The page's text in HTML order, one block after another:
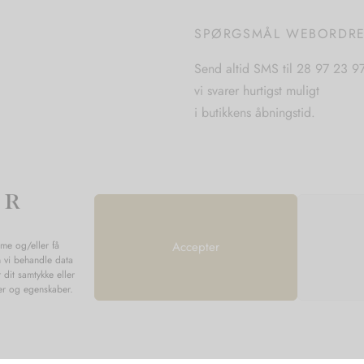
og/eller få
behandle data
samtykke eller
og egenskaber.
Accepter
på
varesiden
SPØRGSMÅL WEBORDRE
Send altid SMS til 28 97 23
vi svarer hurtigst muligt
i butikkens åbningstid.